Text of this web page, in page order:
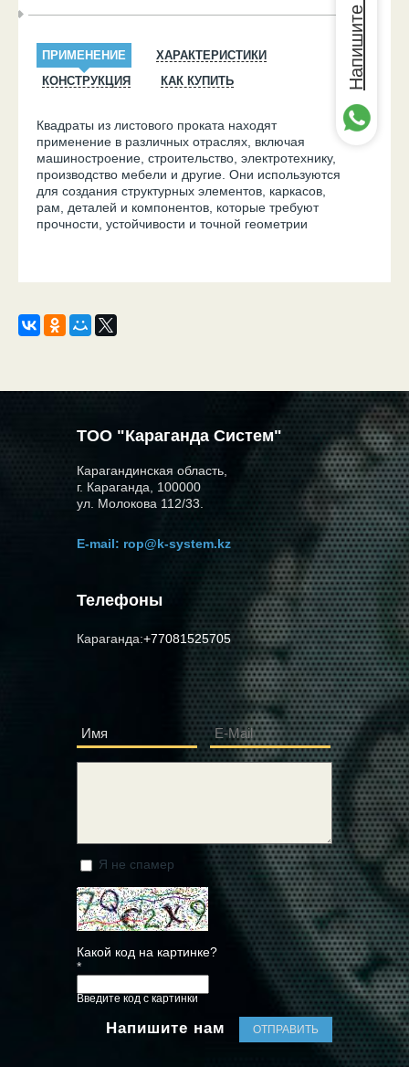
ПРИМЕНЕНИЕ
ХАРАКТЕРИСТИКИ
КОНСТРУКЦИЯ
КАК КУПИТЬ
Квадраты из листового проката находят
применение в различных отраслях, включая
машиностроение, строительство, электротехнику,
производство мебели и другие. Они используются
для создания структурных элементов, каркасов,
рам, деталей и компонентов, которые требуют
прочности, устойчивости и точной геометрии
ТОО "Караганда Систем"
Карагандинская область,
г. Караганда, 100000
ул. Молокова 112/33.
E-mail: rop@k-system.kz
Имя
E-Mail
*
Я не спамер
Я спамер
Какой код на картинке?
*
Введите код с картинки
Напишите нам
Телефоны
Караганда:+77081525705
Напишите нам